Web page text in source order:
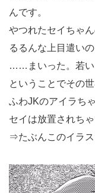
んです。
やつれたセイちゃ
るるんな上目遣い
……まいった。若い
ということでその
ふわJKのアイラち
セイは放置されちゃ
⇒たぶんこのイラ